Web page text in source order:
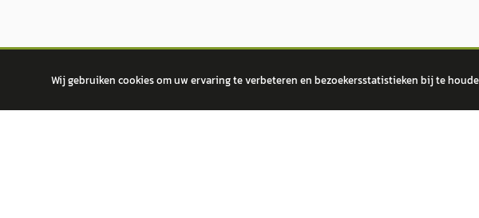
Wij gebruiken cookies om uw ervaring te verbeteren en bezoekersstatistieken bij te